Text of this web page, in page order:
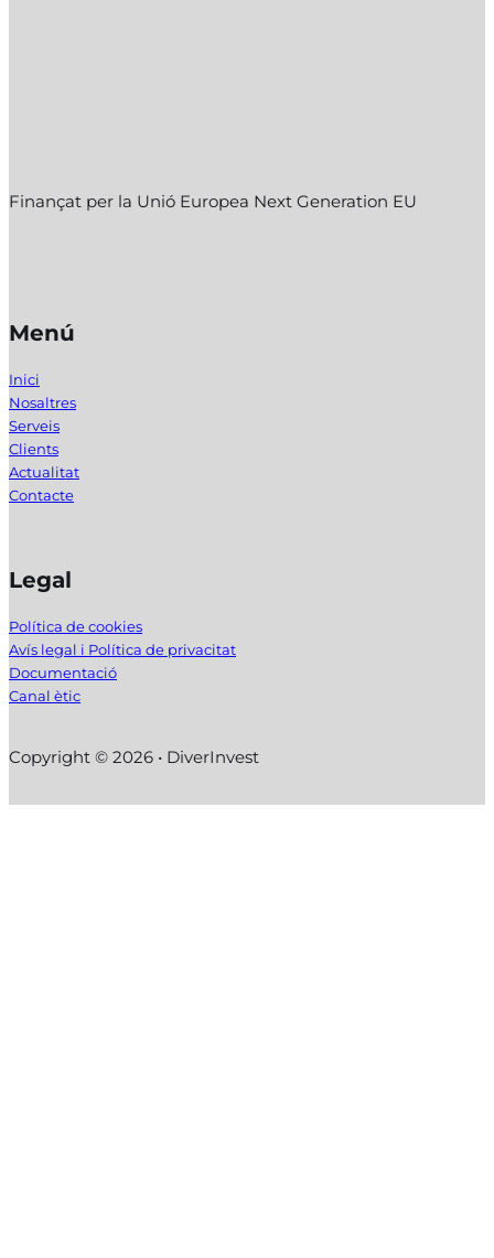
Finançat per la Unió Europea Next Generation EU
Menú
Inici
Nosaltres
Serveis
Clients
Actualitat
Contacte
Legal
Política de cookies
Avís legal i Política de privacitat
Documentació
Canal ètic
Copyright © 2026 • DiverInvest